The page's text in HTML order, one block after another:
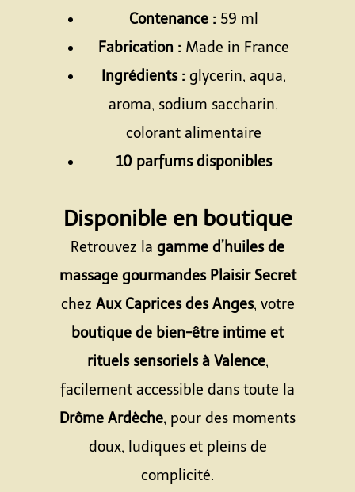
Contenance : 59 ml
Fabrication : Made in France
Ingrédients : glycerin, aqua,
aroma, sodium saccharin,
colorant alimentaire
10 parfums disponibles
Disponible en boutique
Retrouvez la gamme d’huiles de
massage gourmandes Plaisir Secret
chez Aux Caprices des Anges, votre
boutique de bien-être intime et
rituels sensoriels à Valence,
facilement accessible dans toute la
Drôme Ardèche, pour des moments
doux, ludiques et pleins de
complicité.